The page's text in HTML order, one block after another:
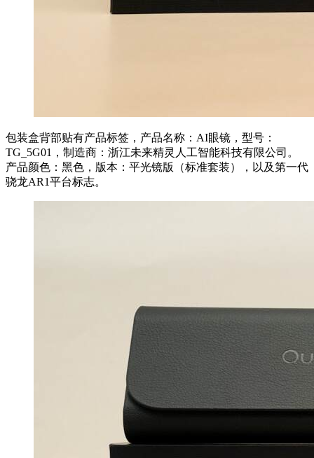
包装盒背部贴有产品标签，产品名称：AI眼镜，型号：
TG_5G01，制造商：浙江未来精灵人工智能科技有限公司。
产品颜色：黑色，版本：平光镜版（标准套装），以及第一代
骁龙AR1平台标志。